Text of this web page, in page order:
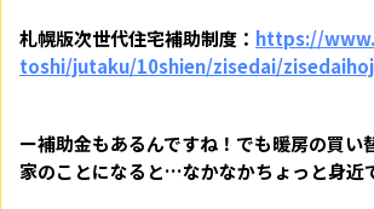
札幌版次世代住宅補助制度： https://
toshi/jutaku/10shien/zisedai/
ー補助金もあるんですね！でも暖房の買い
家のことになると…なかなかちょっと身